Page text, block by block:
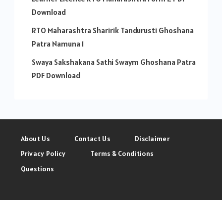
Download
RTO Maharashtra Sharirik Tandurusti Ghoshana
Patra Namuna 1
Swaya Sakshakana Sathi Swaym Ghoshana Patra
PDF Download
About Us Contact Us
Disclaimer
Privacy Policy
Terms & Conditions
Questions